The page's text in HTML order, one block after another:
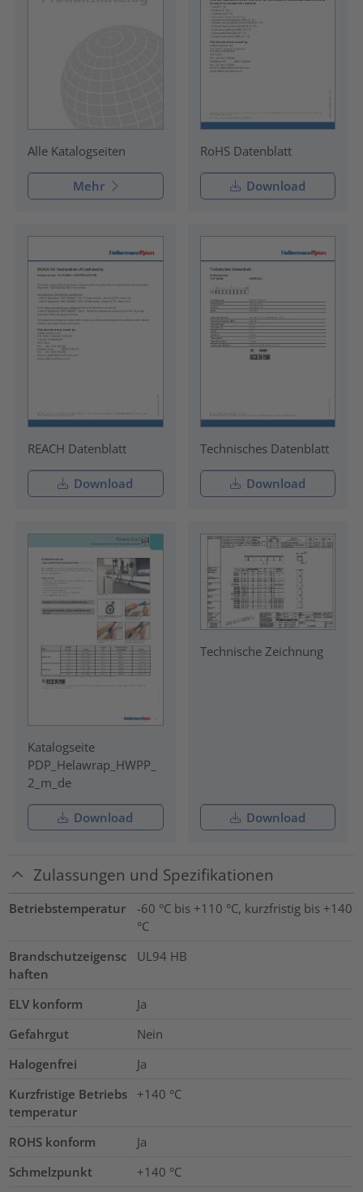
Alle Katalogseiten
Mehr
RoHS Datenblatt
Download
REACH Datenblatt
Download
Technisches Datenblatt
Download
Katalogseite
PDP_Helawrap_HWPP_
2_m_de
Download
Technische Zeichnung
Download
Zulassungen und Spezifikationen
Betriebstemperatur
-60 °C bis +110 °C, kurzfristig bis +140
°C
Brandschutzeigensc
haften
UL94 HB
ELV konform
Ja
Gefahrgut
Nein
Halogenfrei
Ja
Kurzfristige Betriebs
temperatur
+140 °C
ROHS konform
Ja
Schmelzpunkt
+140 °C